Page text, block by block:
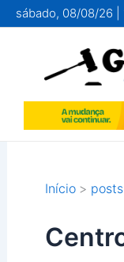
para
conteúdo
sábado, 08/08/26 |
Início posts